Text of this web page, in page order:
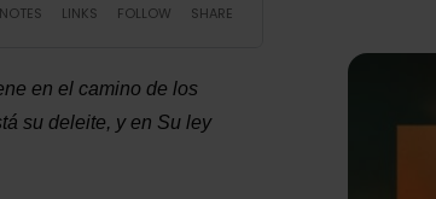
en el camino de los
su deleite, y en Su ley